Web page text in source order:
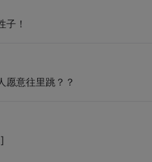
子！
愿意往里跳？？